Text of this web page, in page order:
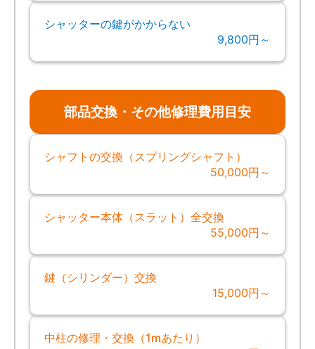
シャッターの鍵がかからない
9,800円～
部品交換・その他修理費用目安
シャフトの交換（スプリングシャフト）
50,000円～
シャッター本体（スラット）全交換
55,000円～
鍵（シリンダー）交換
15,000円～
中柱の修理・交換（1mあたり）